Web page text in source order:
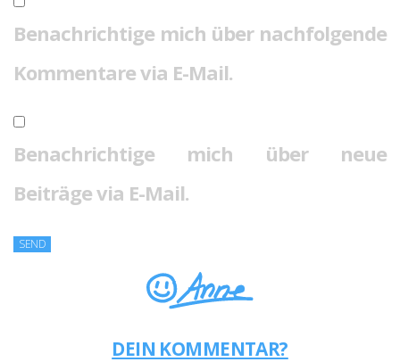
Benachrichtige mich über nachfolgende
Kommentare via E-Mail.
Benachrichtige mich über neue
Beiträge via E-Mail.
DEIN KOMMENTAR?